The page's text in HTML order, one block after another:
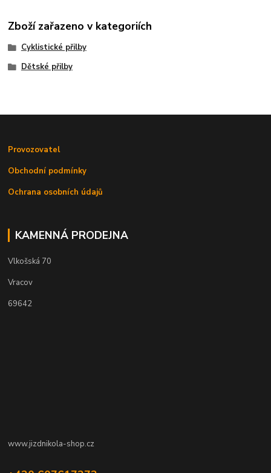
Zboží zařazeno v kategoriích
Cyklistické přilby
Dětské přilby
Provozovatel
Obchodní podmínky
Ochrana osobních údajů
KAMENNÁ PRODEJNA
Vlkošská 70
Vracov
69642
www.jizdnikola-shop.cz